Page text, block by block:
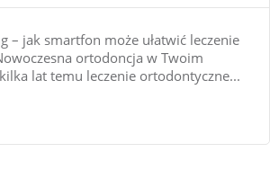
– jak smartfon może ułatwić leczenie
ortodoncja w Twoim
lat temu leczenie ortodontyczne...